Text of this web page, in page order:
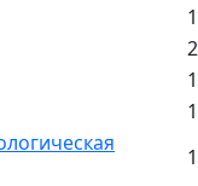
2
1
1